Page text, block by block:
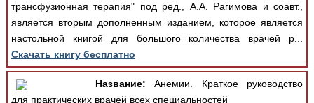
трансфузионная терапия" под ред., А.А. Рагимова и соавт.,
является вторым дополненным изданием, которое является
настольной книгой для большого количества врачей р...
Скачать книгу бесплатно
Название: Анемии. Краткое руководство
для практических врачей всех специальностей